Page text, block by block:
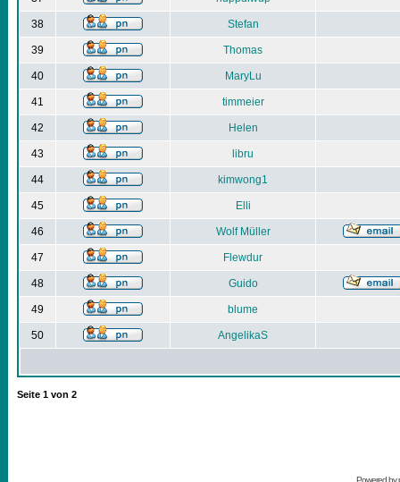
38 Stefan
39 Thomas
40 MaryLu
41 timmeier
42 Helen
43 libru
44 kimwong1
45 Elli
46 Wolf Müller
47 Flewdur
48 Guido
49 blume
50 AngelikaS
Seite 1 von 2
Powered by